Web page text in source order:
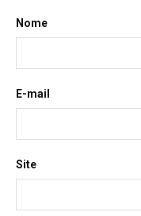
Nome
E-mail
Site